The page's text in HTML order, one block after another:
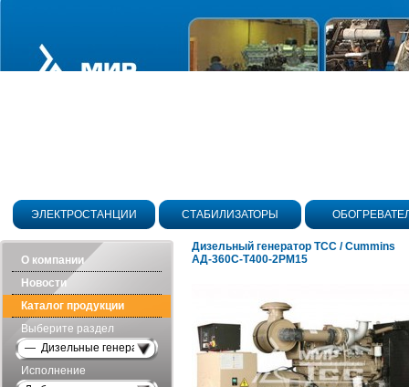
ЭЛЕКТРОСТАНЦИИ СТАБИЛИЗАТОРЫ
О компании
Новости
Каталог продукции
Выберите раздел
— Дизельные генераторы открытого исполнения
Исполнение
Дизельный генератор ТСС / Cummins
АД-360С-Т400-2РМ15